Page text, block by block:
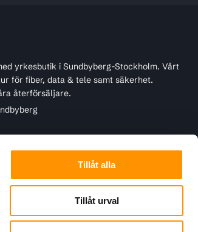
Tillåt alla
Tillåt urval
yrkesbutik i Sundbyberg-Stockholm. Vårt
för fiber, data & tele samt säkerhet.
återförsäljare.